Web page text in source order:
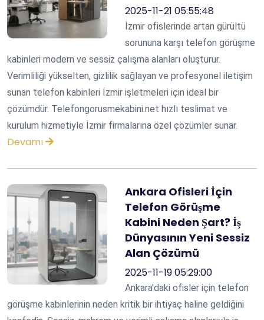
2025-11-21 05:55:48
İzmir ofislerinde artan gürültü
sorununa karşı telefon görüşme
kabinleri modern ve sessiz çalışma alanları oluşturur.
Verimliliği yükselten, gizlilik sağlayan ve profesyonel iletişim
sunan telefon kabinleri İzmir işletmeleri için ideal bir
çözümdür. Telefongorusmekabini.net hızlı teslimat ve
kurulum hizmetiyle İzmir firmalarına özel çözümler sunar.
Devamı
Ankara Ofisleri İçin
Telefon Görüşme
Kabini Neden Şart? İş
Dünyasının Yeni Sessiz
Alan Çözümü
2025-11-19 05:29:00
Ankara’daki ofisler için telefon
görüşme kabinlerinin neden kritik bir ihtiyaç haline geldiğini